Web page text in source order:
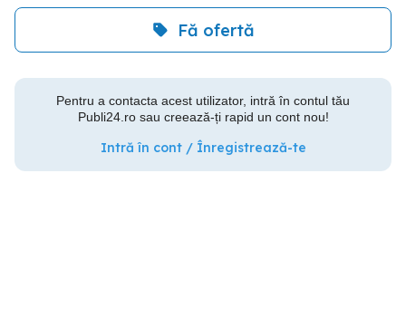
Fă ofertă
Pentru a contacta acest utilizator, intră în contul tău
Publi24.ro sau creează-ți rapid un cont nou!
Intră în cont / Înregistrează-te